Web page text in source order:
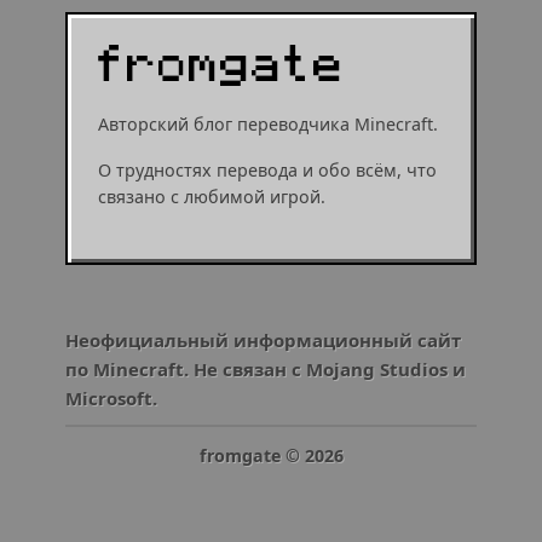
Авторский блог переводчика Minecraft.
О трудностях перевода и обо всём, что
связано с любимой игрой.
Неофициальный информационный сайт
по Minecraft. Не связан с Mojang Studios и
Microsoft.
fromgate © 2026